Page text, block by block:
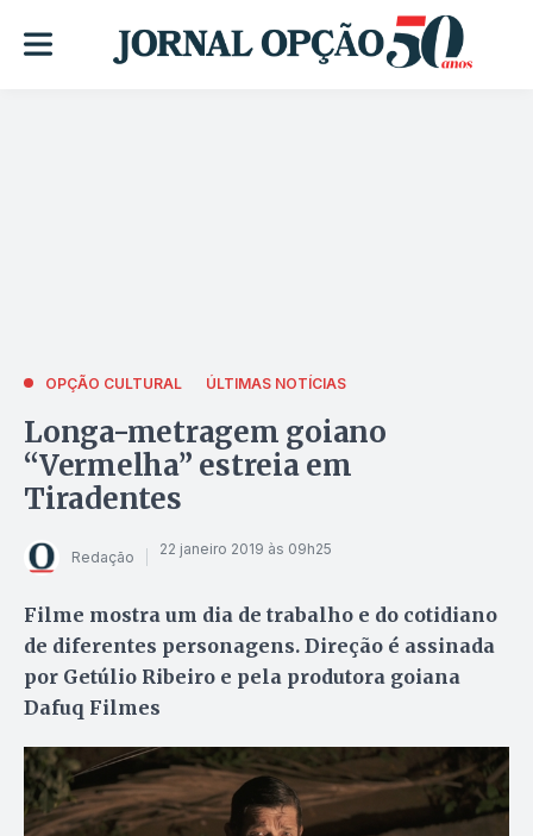
OPÇÃO CULTURAL ÚLTIMAS NOTÍCIAS
Longa-metragem goiano
“Vermelha” estreia em
Tiradentes
Redação 22 janeiro 2019 às 09h25
Filme mostra um dia de trabalho e do cotidiano
de diferentes personagens. Direção é assinada
por Getúlio Ribeiro e pela produtora goiana
Dafuq Filmes